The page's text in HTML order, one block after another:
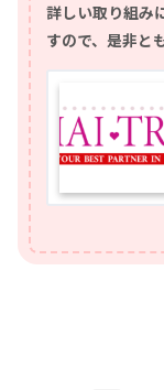
詳しい取り組み
すので、是非と